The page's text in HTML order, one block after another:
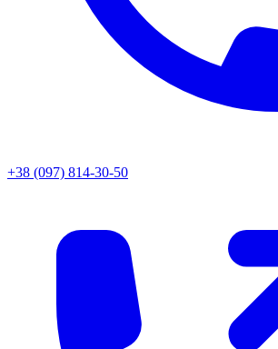
+38 (097) 814-30-50